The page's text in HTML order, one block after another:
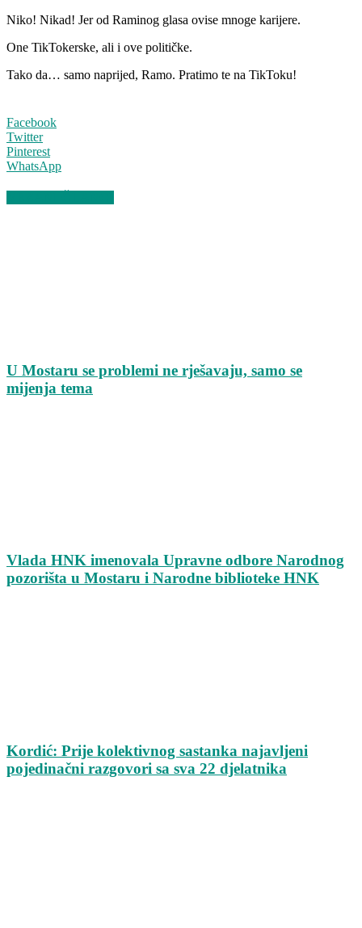
Niko! Nikad! Jer od Raminog glasa ovise mnoge karijere.
One TikTokerske, ali i ove političke.
Tako da… samo naprijed, Ramo. Pratimo te na TikToku!
Facebook
Twitter
Pinterest
WhatsApp
U Mostaru se problemi ne rješavaju, samo se
mijenja tema
Vlada HNK imenovala Upravne odbore Narodnog
pozorišta u Mostaru i Narodne biblioteke HNK
Kordić: Prije kolektivnog sastanka najavljeni
pojedinačni razgovori sa sva 22 djelatnika